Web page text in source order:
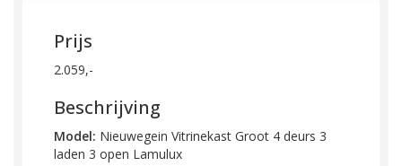
Prijs
2.059,-
Beschrijving
Model: Nieuwegein Vitrinekast Groot 4 deurs 3
laden 3 open Lamulux